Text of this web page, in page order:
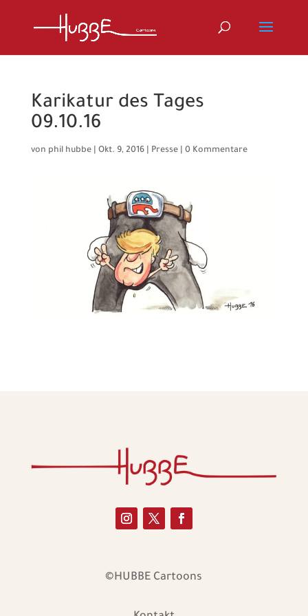
Karikatur des Tages
09.10.16
von phil hubbe| Okt. 9, 2016| Presse| 0 Kommentare
©HUBBE Cartoons